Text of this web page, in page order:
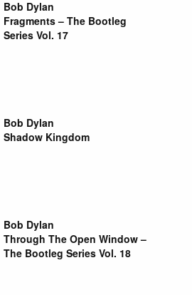
Bob Dylan
Fragments – The Bootleg
Series Vol. 17
Bob Dylan
Shadow Kingdom
Bob Dylan
Through The Open Window –
The Bootleg Series Vol. 18